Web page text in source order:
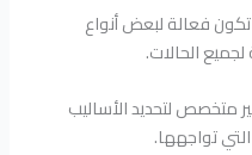
فعالة لبعض أنواع
الحالات.
متخصص لتحديد الأساليب
تواجهها.